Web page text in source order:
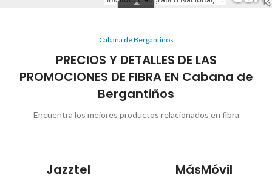
Cabana de Bergantiños
PRECIOS Y DETALLES DE LAS
PROMOCIONES DE FIBRA EN Cabana de
Bergantiños
Encuentra los mejores productos relacionados en fibra
Jazztel MásMóvil